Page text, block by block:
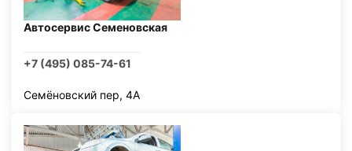
Автосервис Семеновская
+7 (495) 085-74-61
Семёновский пер, 4А